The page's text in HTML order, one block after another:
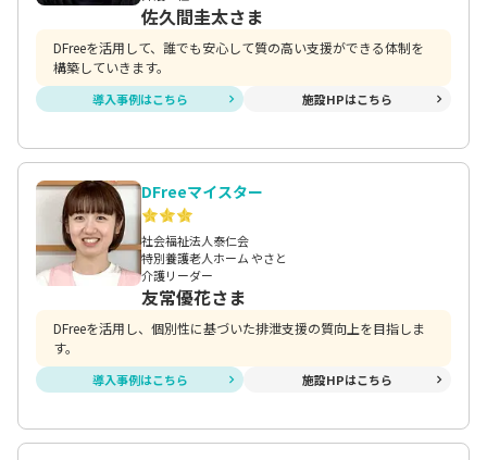
佐久間圭太さま
DFreeを活用して、誰でも安心して質の高い支援ができる体制を
構築していきます。
導入事例はこちら 施設HPはこちら
DFreeマイスター
社会福祉法人泰仁会
特別養護老人ホーム やさと
介護リーダー
友常優花さま
DFreeを活用し、個別性に基づいた排泄支援の質向上を目指しま
す。
導入事例はこちら 施設HPはこちら